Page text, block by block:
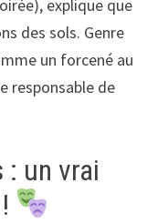
explique que
des sols. Genre
un forcené au
responsable de
un vrai